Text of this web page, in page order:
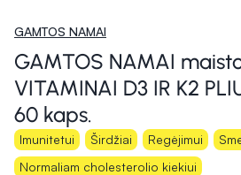
GAMTOS NAMAI
GAMTOS NAMAI
VITAMINAI D3 IR K2
60 kaps.
Imunitetui Širdžiai Regėjimui
Normaliam cholesterolio kiekiui